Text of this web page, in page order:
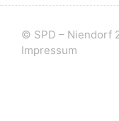
© SPD – Niendorf
Impressum